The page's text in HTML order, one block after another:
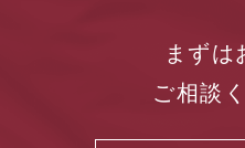
まずは
ご相談